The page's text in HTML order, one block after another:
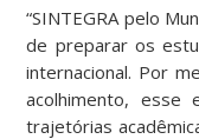
“SINTEGRA pelo
de preparar os
internacional. Por
acolhimento, esse
trajetórias